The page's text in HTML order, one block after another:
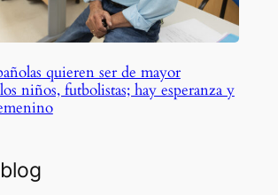
quieren ser de mayor
niños, futbolistas; hay esperanza y